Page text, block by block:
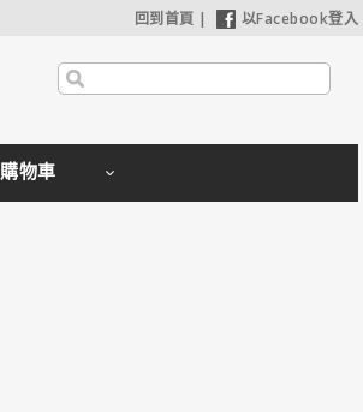
回到首頁 | 以Facebook登入
購物車